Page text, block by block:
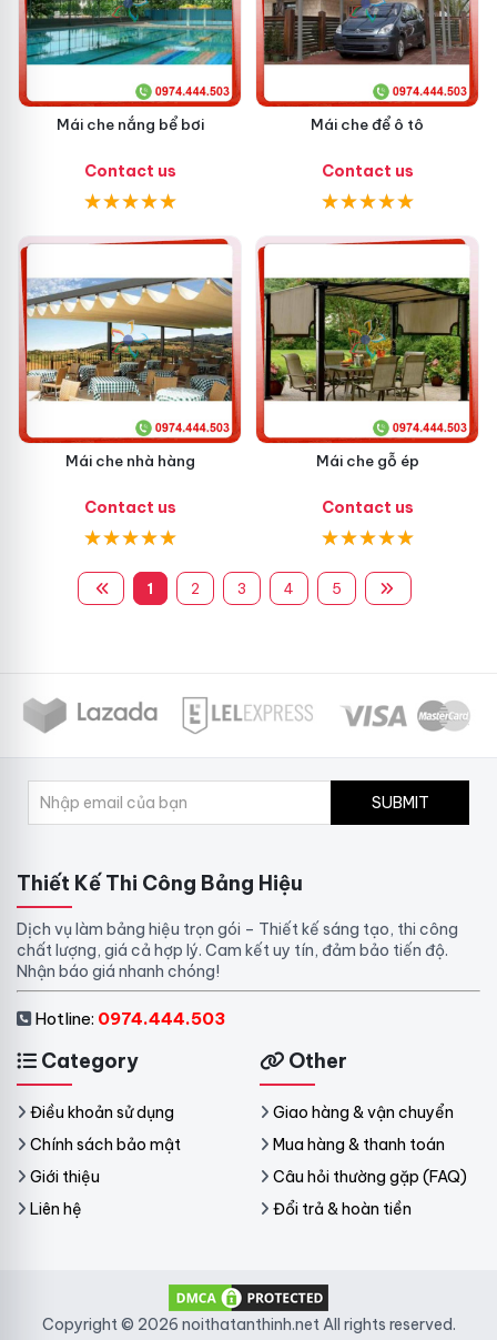
Mái che nắng bể bơi
Contact us
Mái che để ô tô
Contact us
Mái che nhà hàng
Contact us
Mái che gỗ ép
Contact us
1 2 3 4 5
SUBMIT
Thiết Kế Thi Công Bảng Hiệu
Dịch vụ làm bảng hiệu trọn gói – Thiết kế sáng tạo, thi công
chất lượng, giá cả hợp lý. Cam kết uy tín, đảm bảo tiến độ.
Nhận báo giá nhanh chóng!
Hotline: 0974.444.503
Category
Điều khoản sử dụng
Chính sách bảo mật
Giới thiệu
Liên hệ
Other
Giao hàng & vận chuyển
Mua hàng & thanh toán
Câu hỏi thường gặp (FAQ)
Đổi trả & hoàn tiền
Copyright © 2026 noithatanthinh.net All rights reserved.